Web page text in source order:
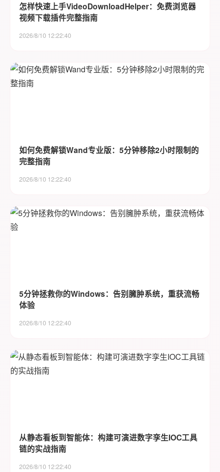
怎样快速上手VideoDownloadHelper：免费浏览器
视频下载插件完整指南
2026/8/10 12:22:40
如何免费解锁Wand专业版：5分钟移除2小时限制的
完整指南
2026/8/10 12:22:40
5分钟拯救你的Windows：告别臃肿系统，重获流畅
体验
2026/8/10 12:22:40
从静态看板到智能体：构建可演进数字孪生IOC工具
链的实战指南
2026/8/10 12:22:40